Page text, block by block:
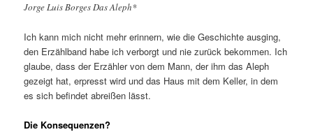
Jorge Luis Borges Das Aleph*
Ich kann mich nicht mehr erinnern, wie die Geschichte ausging,
den Erzählband habe ich verborgt und nie zurück bekommen. Ich
glaube, dass der Erzähler von dem Mann, der ihm das Aleph
gezeigt hat, erpresst wird und das Haus mit dem Keller, in dem
es sich befindet abreißen lässt.
Die Konsequenzen?